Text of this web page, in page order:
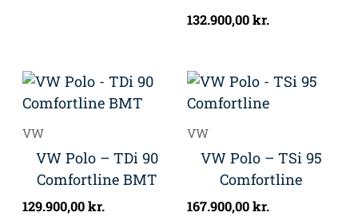
132.900,00kr.
VW
VW Polo – TDi 90
Comfortline BMT
129.900,00kr.
VW
VW Polo – TSi 95
Comfortline
167.900,00kr.